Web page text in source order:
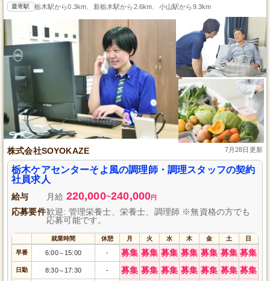
最寄駅 栃木駅から0.3km、新栃木駅から2.6km、小山駅から9.3km
株式会社SOYOKAZE 7月28日更新
栃木ケアセンターそよ風の調理師・調理スタッフの契約
社員求人
給与 月給 220,000~240,000円
応募要件歓迎: 管理栄養士、栄養士、調理師 ※無資格の方でも
応募可能です。
就業時間 休憩 月 火 水 木 金 土 日
早番 6:00～ 15:00 - 募集 募集 募集 募集 募集 募集 募集
日勤 8:30～ 17:30 - 募集 募集 募集 募集 募集 募集 募集